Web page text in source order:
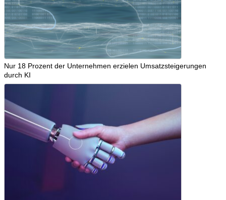
Nur 18 Prozent der Unternehmen erzielen Umsatzsteigerungen
durch KI